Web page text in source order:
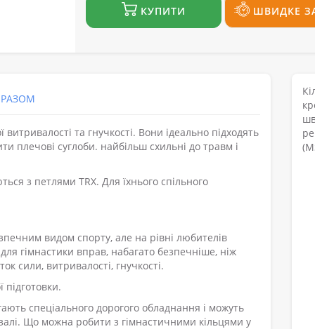
КУПИТИ ШВИДКЕ
та гнучкості. Вони ідеально підходять
плечові суглоби. найбільш схильні до травм і
з петлями TRX. Для їхнього спільного
видом спорту, але на рівні любителів
гімнастики вправ, набагато безпечніше, ніж
сили, витривалості, гнучкості.
спеціального дорогого обладнання і можуть
Що можна робити з гімнастичними кільцями у